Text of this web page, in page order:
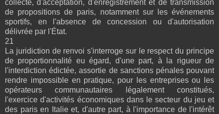
collecte, d'acceptation, d'enregistrement et de transmission
de propositions de paris, notamment sur les événements
sportifs, en l'absence de concession ou d'autorisation
délivrée par l'État.
21
La juridiction de renvoi s'interroge sur le respect du principe
de proportionnalité eu égard, d'une part, à la rigueur de
l'interdiction édictée, assortie de sanctions pénales pouvant
rendre impossible en pratique, pour les entreprises ou les
opérateurs communautaires légalement constitués,
l'exercice d'activités économiques dans le secteur du jeu et
des paris en Italie et, d'autre part, à l'importance de l'intérêt